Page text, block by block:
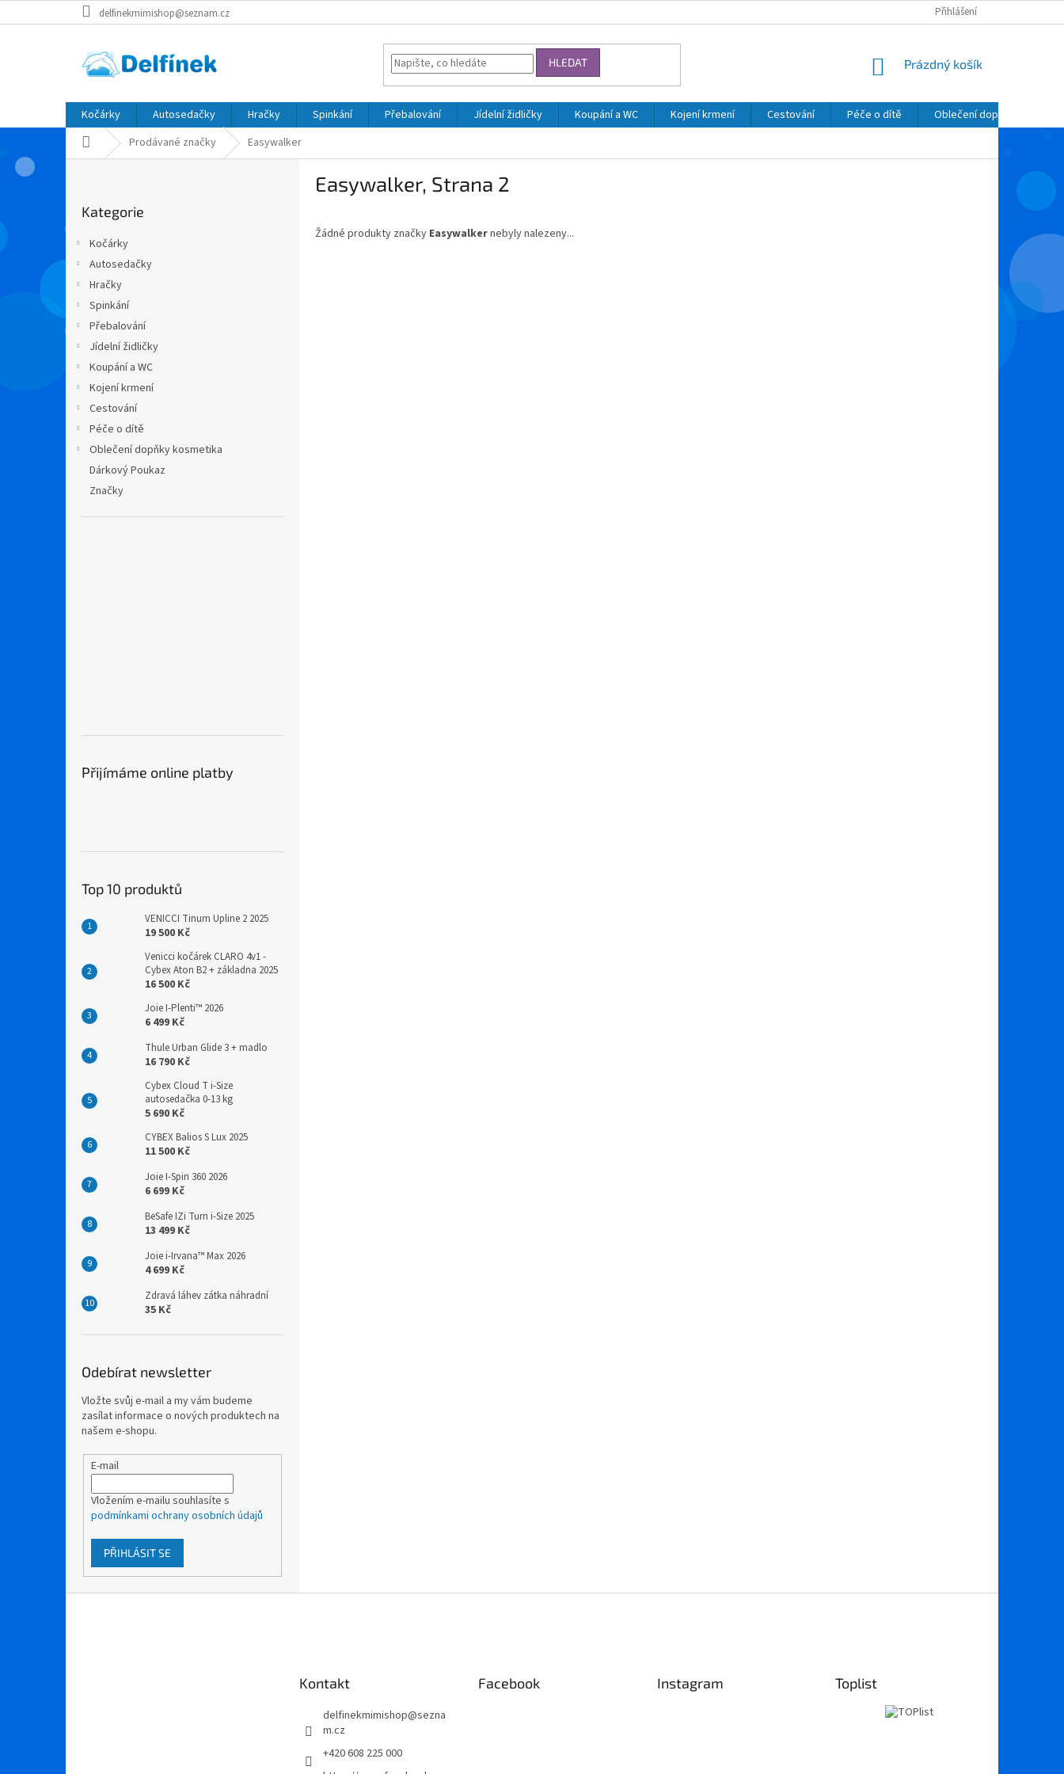
na
delfinekmimishop@seznam.cz Přihlášení
HLEDAT
NÁKUPNÍ
Prázdný košík
Kočárky Autosedačky Hračky Spinkání Přebalování Jídelní židličky Koupání a WC Kojení krmení Cestování Péče o dítě
Oblečení dopňky
Domů Prodávané značky Easywalker
r
p
kategorie
Kategorie
Kočárky
Autosedačky
Hračky
Spinkání
Přebalování
Jídelní židličky
Koupání a WC
Kojení krmení
Cestování
Péče o dítě
Oblečení dopňky kosmetika
Dárkový Poukaz
Značky
Přijímáme online platby
Top 10 produktů
VENICCI Tinum Upline 2 2025
19 500 Kč
Venicci kočárek CLARO 4v1 -
Cybex Aton B2 + základna 2025
16 500 Kč
Joie I-Plenti™ 2026
6 499 Kč
Thule Urban Glide 3 + madlo
16 790 Kč
Cybex Cloud T i-Size
autosedačka 0-13 kg
5 690 Kč
CYBEX Balios S Lux 2025
11 500 Kč
Joie I-Spin 360 2026
6 699 Kč
BeSafe IZi Turn i-Size 2025
13 499 Kč
Joie i-Irvana™ Max 2026
4 699 Kč
Zdravá láhev zátka náhradní
35 Kč
Odebírat newsletter
Vložte svůj e-mail a my vám budeme
zasílat informace o nových produktech na
našem e-shopu.
E-mail
Vložením e-mailu souhlasíte s
podmínkami ochrany osobních údajů
PŘIHLÁSIT SE
Easywalker, Strana 2
Žádné produkty značky Easywalkernebyly nalezeny...
Kontakt
delfinekmimishop@sezna
m.cz
+420 608 225 000
Facebook Instagram Toplist